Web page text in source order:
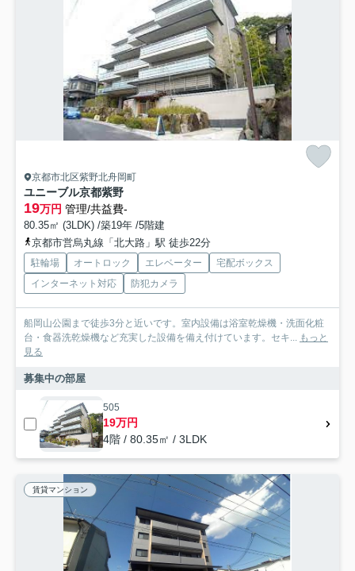
京都市北区紫野北舟岡町
ユニーブル京都紫野
19万円 管理/共益費-
80.35㎡ (3LDK) /築19年 /5階建
京都市営烏丸線「北大路」駅 徒歩22分
駐輪場 オートロック エレベーター
宅配ボックス
インターネット対応
防犯カメラ
船岡山公園まで徒歩3分と近いです。室内設備は浴室乾燥機・洗面化粧
台・食器洗乾燥機など充実した設備を備え付けています。セキ... もっと
見る
募集中の部屋
505
19万円
4階 / 80.35㎡ / 3LDK
賃貸マンション